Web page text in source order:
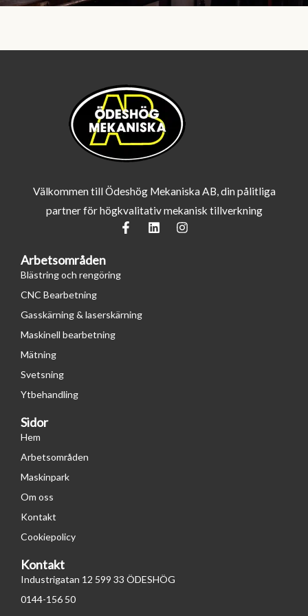
Välkommen till Ödeshög Mekaniska AB, din pålitliga
partner för högkvalitativ mekanisk tillverkning
F
a
k
L
i
I
n
Arbetsområden
Blästring och rengöring
CNC Bearbetning
Gasskärning & laserskärning
Maskinell bearbetning
Mätning
Svetsning
Ytbehandling
Sidor
Hem
Arbetsområden
Maskinpark
Om oss
Kontakt
Cookiepolicy
Kontakt
Industrigatan 12 599 33 ÖDESHÖG
0144-156 50